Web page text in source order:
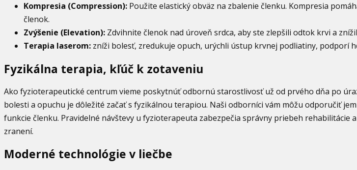
Kompresia (Compression): Použite elastický obväz na zbalenie členku. Kompresia
členok.
Zvýšenie (Elevation): Zdvihnite členok nad úroveň srdca, aby ste zlepšili odtok krvi a
Terapia laserom: zníži bolesť, zredukuje opuch, urýchli ústup krvnej podliatiny, podporí
Fyzikálna terapia, kľúč k zotaveniu
Ako fyzioterapeutické centrum vieme poskytnúť odbornú starostlivosť už od prvého dňa po
bolesti a opuchu je dôležité začať s fyzikálnou terapiou. Naši odborníci vám môžu odporučiť
funkcie členku. Pravidelné návštevy u fyzioterapeuta zabezpečia správny priebeh rehabilitácie
zranení.
Moderné technológie v liečbe